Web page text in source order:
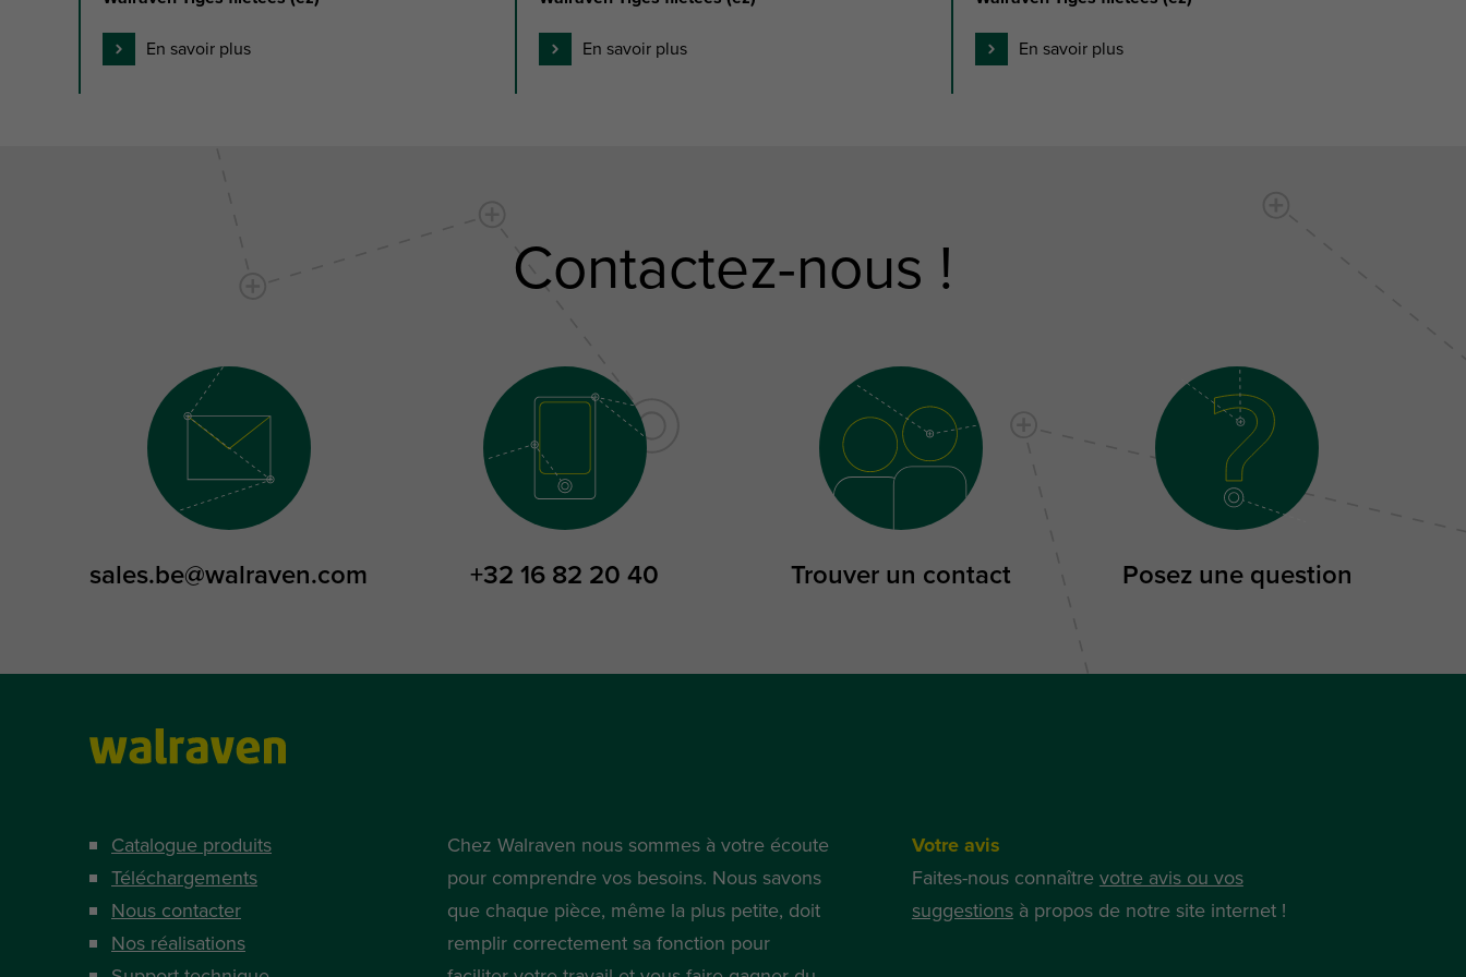
En savoir plus En savoir plus En savoir plus
Contactez-nous !
sales.be@walraven.com +32 16 82 20 40 Trouver un contact Posez une question
Catalogue produits
Téléchargements
Nous contacter
Nos réalisations
Chez Walraven nous sommes à votre écoute
pour comprendre vos besoins. Nous savons
que chaque pièce, même la plus petite, doit
remplir correctement sa fonction pour
Votre avis
Faites-nous connaître votre avis ou vos
suggestionsà propos de notre site internet !